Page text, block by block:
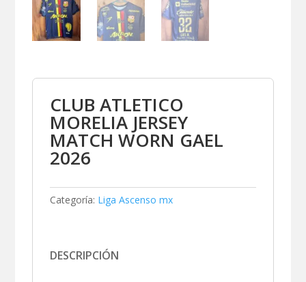
CLUB ATLETICO
MORELIA JERSEY
MATCH WORN GAEL
2026
Categoría: Liga Ascenso mx
DESCRIPCIÓN